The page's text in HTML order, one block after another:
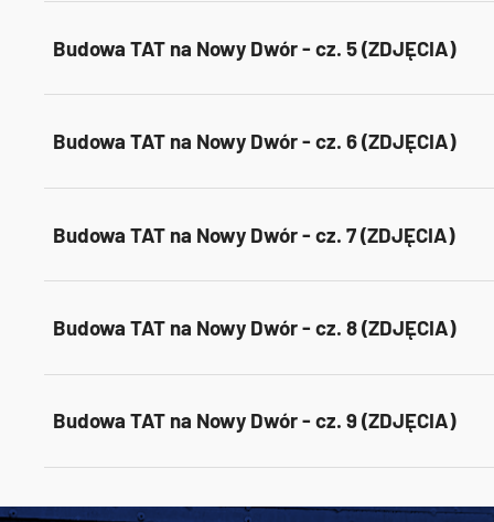
Budowa TAT na Nowy Dwór - cz. 5 (ZDJĘCIA)
Budowa TAT na Nowy Dwór - cz. 6 (ZDJĘCIA)
Budowa TAT na Nowy Dwór - cz. 7 (ZDJĘCIA)
Budowa TAT na Nowy Dwór - cz. 8 (ZDJĘCIA)
Budowa TAT na Nowy Dwór - cz. 9 (ZDJĘCIA)